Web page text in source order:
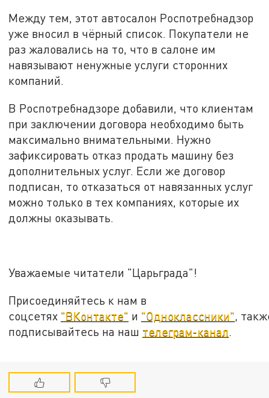
Между тем, этот автосалон Роспотребнадзор
уже вносил в чёрный список. Покупатели не
раз жаловались на то, что в салоне им
навязывают ненужные услуги сторонних
компаний.
В Роспотребнадзоре добавили, что клиентам
при заключении договора необходимо быть
максимально внимательными. Нужно
зафиксировать отказ продать машину без
дополнительных услуг. Если же договор
подписан, то отказаться от навязанных услуг
можно только в тех компаниях, которые их
должны оказывать.
Уважаемые читатели "Царьграда"!
Присоединяйтесь к нам в
соцсетях "ВКонтакте" и "Одноклассники",
подписывайтесь на наш телеграм-канал.